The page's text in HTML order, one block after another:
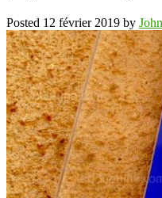
Posted 12 février 2019 by